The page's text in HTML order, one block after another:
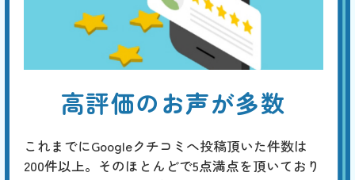
高評価のお声が多数
これまでにGoogleクチコミへ投稿頂いた件数は
200件以上。そのほとんどで5点満点を頂いており